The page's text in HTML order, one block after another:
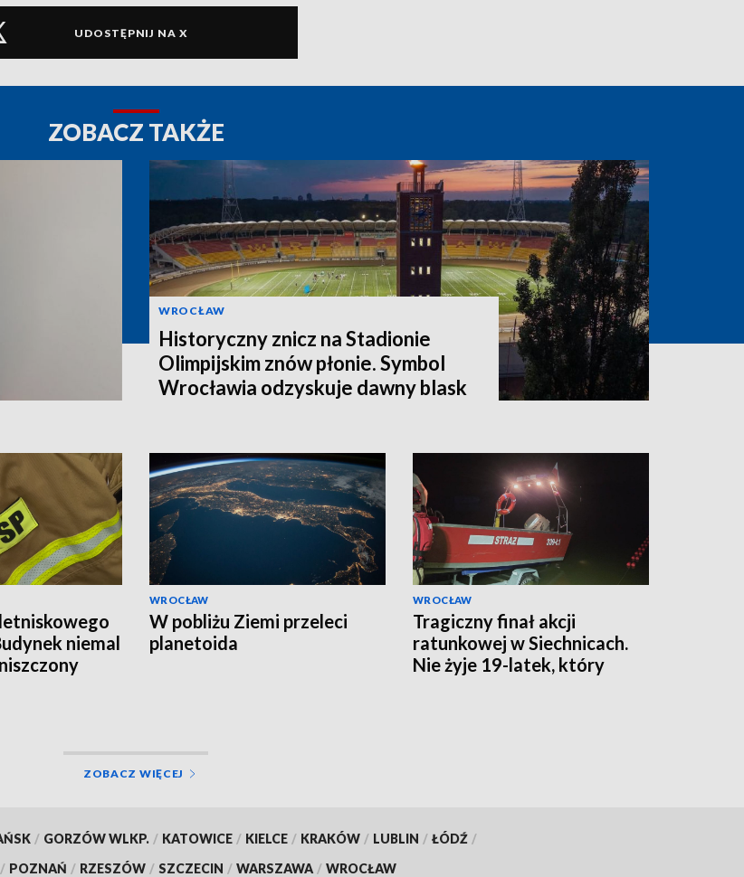
UDOSTĘPNIJ NA X
ZOBACZ TAKŻE
WROCŁAW
Historyczny znicz na Stadionie
Olimpijskim znów płonie. Symbol
Wrocławia odzyskuje dawny blask
niemal
WROCŁAW
W pobliżu Ziemi przeleci
planetoida
WROCŁAW
Tragiczny finał akcji
ratunkowej w Siechnicach.
Nie żyje 19-latek, który
ZOBACZ WIĘCEJ
/ GORZÓW WLKP. / KATOWICE / KIELCE / KRAKÓW / LUBLIN / ŁÓDŹ /
/ POZNAŃ / RZESZÓW / SZCZECIN / WARSZAWA / WROCŁAW